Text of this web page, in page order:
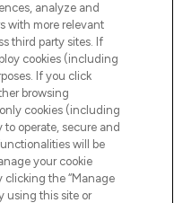
analyze and
with more relevant
third party sites. If
cookies (including
If you click
browsing
cookies (including
operate, secure and
will be
your cookie
clicking the “Manage
using this site or